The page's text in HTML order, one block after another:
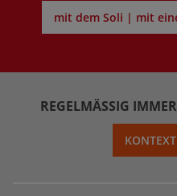
mit dem Soli | mit
REGELMÄSSIG